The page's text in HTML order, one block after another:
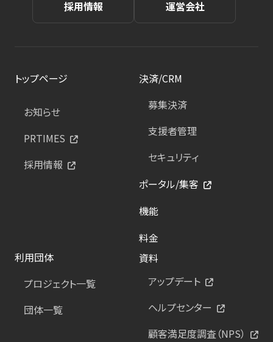
採用情報 運営会社
トップページ
お知らせ
PRTIMES
採用情報
決済/CRM
募集決済
支援者管理
セキュリティ
ポータル/集客
機能
料金
利用団体
プロジェクト一覧
団体一覧
資料
アップデート
ヘルプセンター
顧客満足度調査（NPS）